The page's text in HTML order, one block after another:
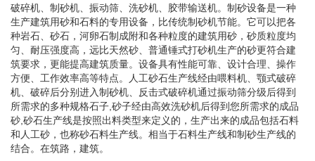
破碎机、制砂机、振动筛、洗砂机、胶带输送机。制砂设备是一种
生产建筑用砂和石料的专用设备，比传统制砂机节能。它可以把各
种岩石、砂石，河卵石制成附和各种粒度的建筑用砂，砂质粒度均
匀、耐压强度高，远比天然砂、普通锤式打砂机生产的砂更符合建
筑要求，更能提高建筑质量。设备具有性能可靠、设计合理、操作
方便、工作效率高等特点。人工砂石生产线经由喂料机、颚式破碎
机、破碎后分别进入制砂机、反击式破碎机通过振动筛分级后得到
所需求的多种规格石子,砂子经由高效洗砂机后得到您所需求的成品
砂,砂石生产线是按照出料类型来定义的，生产出来的成品包括石料
和人工砂，也称砂石料生产线。相当于石料生产线和制砂生产线的
结合。在筑路，建筑。